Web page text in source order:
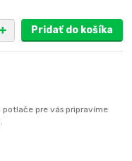
Pridať do košíka
pre vás pripravíme